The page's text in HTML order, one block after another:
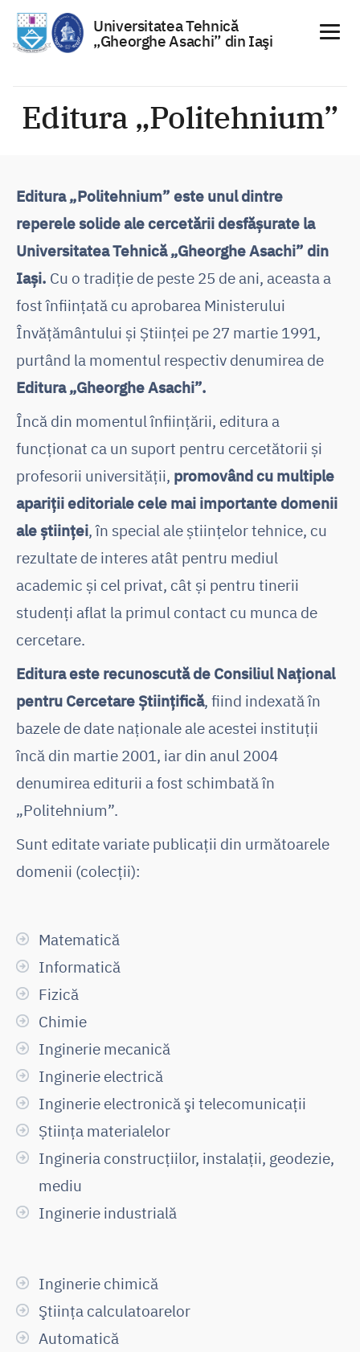
conținut
Universitatea Tehnică
„Gheorghe Asachi” din Iaşi
Editura „Politehnium”
Editura „Politehnium” este unul dintre
reperele solide ale cercetării desfășurate la
Universitatea Tehnică „Gheorghe Asachi” din
Iași. Cu o tradiție de peste 25 de ani, aceasta a
fost înființată cu aprobarea Ministerului
Învățământului și Științei pe 27 martie 1991,
purtând la momentul respectiv denumirea de
Editura „Gheorghe Asachi”.
Încă din momentul înființării, editura a
funcționat ca un suport pentru cercetătorii și
profesorii universității, promovând cu multiple
apariții editoriale cele mai importante domenii
ale științei, în special ale științelor tehnice, cu
rezultate de interes atât pentru mediul
academic și cel privat, cât și pentru tinerii
studenți aflat la primul contact cu munca de
cercetare.
Editura este recunoscută de Consiliul Național
pentru Cercetare Științifică, fiind indexată în
bazele de date naționale ale acestei instituții
încă din martie 2001, iar din anul 2004
denumirea editurii a fost schimbată în
„Politehnium”.
Sunt editate variate publicaţii din următoarele
domenii (colecţii):
Matematică
Informatică
Fizică
Chimie
Inginerie mecanică
Inginerie electrică
Inginerie electronică şi telecomunicaţii
Știința materialelor
Ingineria construcţiilor, instalaţii, geodezie,
mediu
Inginerie industrială
Inginerie chimică
Ştiinţa calculatoarelor
Automatică